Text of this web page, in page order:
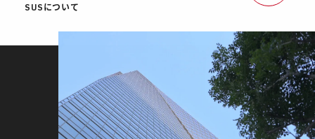
SUSについて